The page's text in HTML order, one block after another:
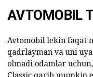
AVTOMOBIL
Avtomobil lekin faqat
qadrlayman va uni
olmadi odamlar
Classic qarib mumkin